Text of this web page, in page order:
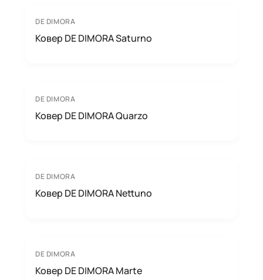
DE DIMORA
Ковер DE DIMORA Saturno
DE DIMORA
Ковер DE DIMORA Quarzo
DE DIMORA
Ковер DE DIMORA Nettuno
DE DIMORA
Ковер DE DIMORA Marte